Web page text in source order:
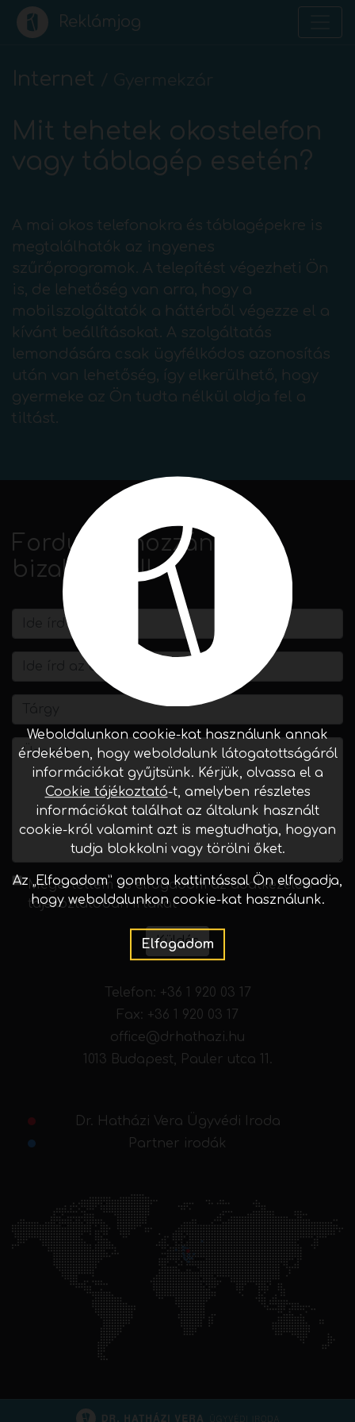
Weboldalunkon cookie-kat használunk annak
érdekében, hogy weboldalunk látogatottságáról
információkat gyűjtsünk. Kérjük, olvassa el a
Cookie tájékoztató-t, amelyben részletes
információkat találhat az általunk használt
cookie-król valamint azt is megtudhatja, hogyan
tudja blokkolni vagy törölni őket.
Az „Elfogadom” gombra kattintással Ön elfogadja,
hogy weboldalunkon cookie-kat használunk.
Elfogadom
Reklámjog
Internet
Mit tehetek okostelefon
vagy táblagép esetén?
A mai okos telefonokra és táblagépekre is
megtalálhatók az ingyenes
szűrőprogramok. A telepítést végezheti Ön
is, de lehetőség van arra, hogy a
mobilszolgáltatók a háttérből végezze el a
kívánt beállításokat. A szolgáltatás
lemondására csak ügyfélkódos azonosítás
után van lehetőség, így elkerülhető, hogy
gyermeke az Ön tudta nélkül oldja fel a
tiltást.
Forduljon hozzánk
bizalommal!
Megértettem és elfogadom azadatkezelési
tájékoztatóbanírtakat
Küldés
Telefon: +36 1 920 03 17
Fax: +36 1 920 03 17
office@drhathazi.hu
1013 Budapest, Pauler utca 11.
Dr. Hatházi Vera Ügyvédi Iroda
Partner irodák